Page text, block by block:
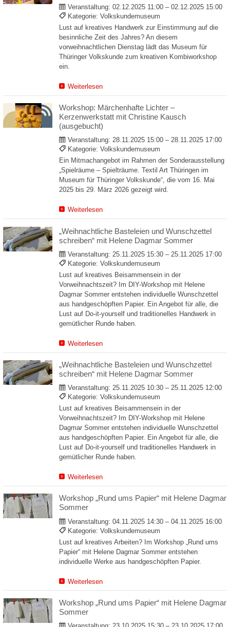
Veranstaltung: 02.12.2025 11:00 – 02.12.2025 15:00
Kategorie: Volkskundemuseum
Lust auf kreatives Handwerk zur Einstimmung auf die
besinnliche Zeit des Jahres? An diesem
vorweihnachtlichen Dienstag lädt das Museum für
Thüringer Volkskunde zum kreativen Kombiworkshop
ein.
Weiterlesen
Workshop: Märchenhafte Lichter –
Kerzenwerkstatt mit Christine Kausch
(ausgebucht)
Veranstaltung: 28.11.2025 15:00 – 28.11.2025 17:00
Kategorie: Volkskundemuseum
Ein Mitmachangebot im Rahmen der Sonderausstellung
„Spielräume – Spielträume. Textil Art Thüringen im
Museum für Thüringer Volkskunde“, die vom 16. Mai
2025 bis 29. März 2026 gezeigt wird.
Weiterlesen
„Weihnachtliche Basteleien und Wunschzettel
schreiben“ mit Helene Dagmar Sommer
Veranstaltung: 25.11.2025 15:30 – 25.11.2025 17:00
Kategorie: Volkskundemuseum
Lust auf kreatives Beisammensein in der
Vorweihnachtszeit? Im DIY-Workshop mit Helene
Dagmar Sommer entstehen individuelle Wunschzettel
aus handgeschöpften Papier. Ein Angebot für alle, die
Lust auf Do-it-yourself und traditionelles Handwerk in
gemütlicher Runde haben.
Weiterlesen
„Weihnachtliche Basteleien und Wunschzettel
schreiben“ mit Helene Dagmar Sommer
Veranstaltung: 25.11.2025 10:30 – 25.11.2025 12:00
Kategorie: Volkskundemuseum
Lust auf kreatives Beisammensein in der
Vorweihnachtszeit? Im DIY-Workshop mit Helene
Dagmar Sommer entstehen individuelle Wunschzettel
aus handgeschöpften Papier. Ein Angebot für alle, die
Lust auf Do-it-yourself und traditionelles Handwerk in
gemütlicher Runde haben.
Weiterlesen
Workshop „Rund ums Papier“ mit Helene Dagmar
Sommer
Veranstaltung: 04.11.2025 14:30 – 04.11.2025 16:00
Kategorie: Volkskundemuseum
Lust auf kreatives Arbeiten? Im Workshop „Rund ums
Papier“ mit Helene Dagmar Sommer entstehen
individuelle Werke aus handgeschöpften Papier.
Weiterlesen
Workshop „Rund ums Papier“ mit Helene Dagmar
Sommer